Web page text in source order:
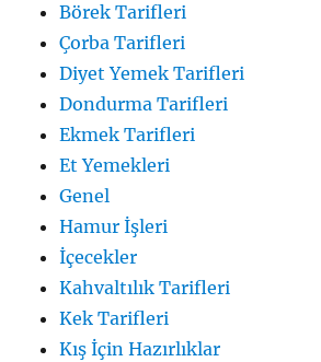
Börek Tarifleri
Çorba Tarifleri
Diyet Yemek Tarifleri
Dondurma Tarifleri
Ekmek Tarifleri
Et Yemekleri
Genel
Hamur İşleri
İçecekler
Kahvaltılık Tarifleri
Kek Tarifleri
Kış İçin Hazırlıklar